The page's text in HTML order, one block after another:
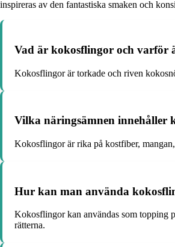
inspireras av den fantastiska smaken och
Vad är kokosflingor och varför
Kokosflingor är torkade och riven
Vilka näringsämnen innehåller
Kokosflingor är rika på kostfiber,
Hur kan man använda
Kokosflingor kan användas som topping
rätterna.